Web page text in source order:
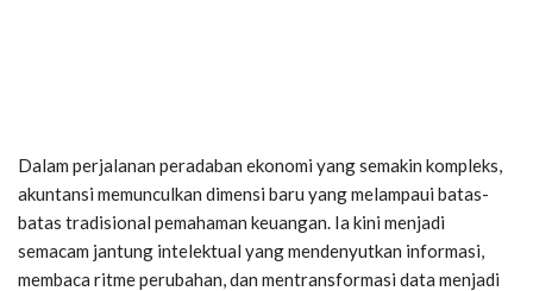
Dalam perjalanan peradaban ekonomi yang semakin kompleks,
akuntansi memunculkan dimensi baru yang melampaui batas-
batas tradisional pemahaman keuangan. Ia kini menjadi
semacam jantung intelektual yang mendenyutkan informasi,
membaca ritme perubahan, dan mentransformasi data menjadi